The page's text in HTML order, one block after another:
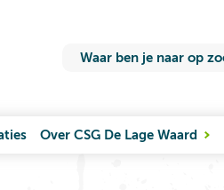
Over CSG De Lage Waard